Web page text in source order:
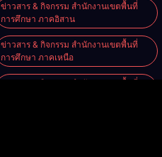
ข่าวสาร & กิจกรรม สำนักงานเขตพื้นที่
การศึกษา ภาคอิสาน
ข่าวสาร & กิจกรรม สำนักงานเขตพื้นที่
การศึกษา ภาคเหนือ
ข่าวสาร & กิจกรรม สำนักงานเขตพื้นที่